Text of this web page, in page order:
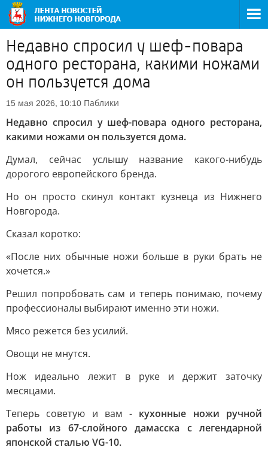
Недавно спросил у шеф-повара
одного ресторана, какими ножами
он пользуется дома
15 мая 2026, 10:10 Паблики
Недавно спросил у шеф-повара одного ресторана,
какими ножами он пользуется дома.
Думал, сейчас услышу название какого-нибудь
дорогого европейского бренда.
Но он просто скинул контакт кузнеца из Нижнего
Новгорода.
Сказал коротко:
«После них обычные ножи больше в руки брать не
хочется.»
Решил попробовать сам и теперь понимаю, почему
профессионалы выбирают именно эти ножи.
Мясо режется без усилий.
Овощи не мнутся.
Нож идеально лежит в руке и держит заточку
месяцами.
Теперь советую и вам - кухонные ножи ручной
работы из 67-слойного дамасска с легендарной
японской сталью VG-10.